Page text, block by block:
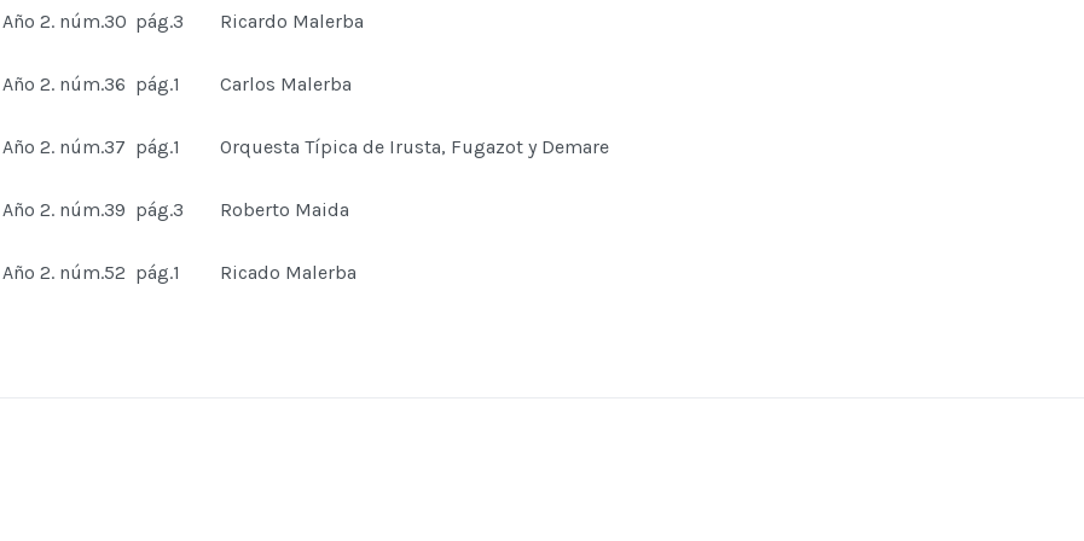
Año 2. núm.30 pág.3 Ricardo Malerba
Año 2. núm.36 pág.1 Carlos Malerba
Año 2. núm.37 pág.1 Orquesta Típica de Irusta, Fugazot y Demare
Año 2. núm.39 pág.3 Roberto Maida
Año 2. núm.52 pág.1 Ricado Malerba